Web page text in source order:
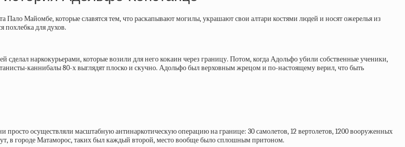
Майомбе, которые славятся тем, что раскапывают могилы, украшают свои алтари костями людей и носят ожерелья из
похлебка для духов.
сделал наркокурьерами, которые возили для него кокаин через границу. Потом, когда Адольфо убили собственные ученики,
каннибалы 80-х выглядят плоско и скучно. Адольфо был верховным жрецом и по-настоящему верил, что быть
осуществляли масштабную антинаркотическую операцию на границе: 30 самолетов, 12 вертолетов, 1200 вооруженных
в городе Матаморос, таких был каждый второй, место вообще было сплошным притоном.